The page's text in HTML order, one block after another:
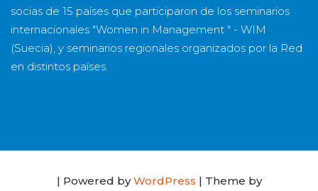
socias de 15 países que participaron de los seminarios
internacionales "Women in Management " - WIM
(Suecia), y seminarios regionales organizados por la Red
en distintos países.
| Powered byWordPress | Theme by